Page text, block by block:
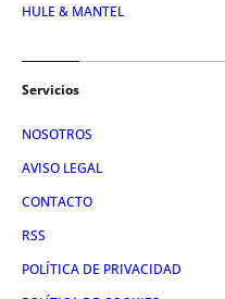
HULE & MANTEL
Servicios
NOSOTROS
AVISO LEGAL
CONTACTO
RSS
POLÍTICA DE PRIVACIDAD